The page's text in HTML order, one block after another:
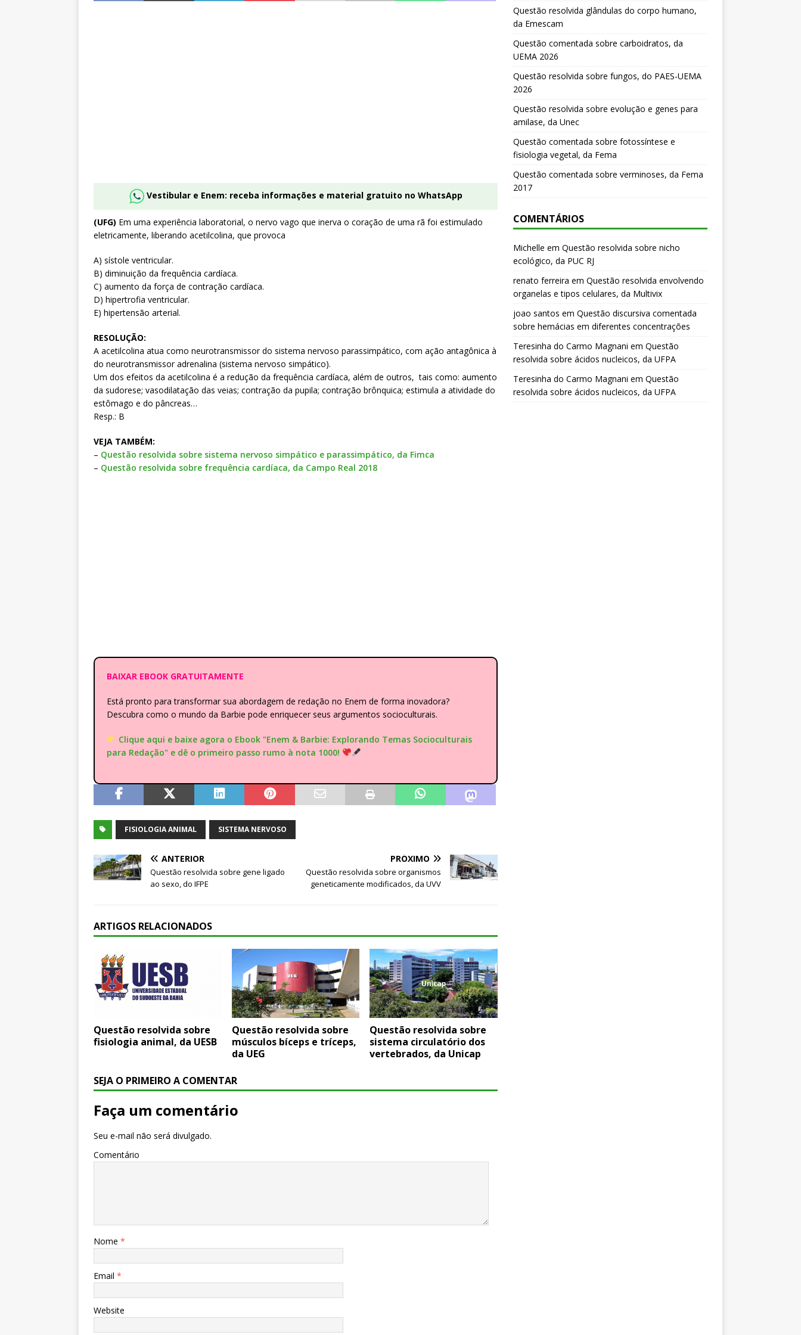
Vestibular e Enem: receba informações e material gratuito no WhatsApp
(UFG) Em uma experiência laboratorial, o nervo vago que inerva o coração de uma rã foi estimulado
eletricamente, liberando acetilcolina, que provoca
A) sístole ventricular.
B) diminuição da frequência cardíaca.
C) aumento da força de contração cardíaca.
D) hipertrofia ventricular.
E) hipertensão arterial.
RESOLUÇÃO:
A acetilcolina atua como neurotransmissor do sistema nervoso parassimpático, com ação antagônica à
do neurotransmissor adrenalina (sistema nervoso simpático).
Um dos efeitos da acetilcolina é a redução da frequência cardíaca, além de outros, tais como: aumento
da sudorese; vasodilatação das veias; contração da pupila; contração brônquica; estimula a atividade do
estômago e do pâncreas…
Resp.: B
VEJA TAMBÉM:
– Questão resolvida sobre sistema nervoso simpático e parassimpático, da Fimca
– Questão resolvida sobre frequência cardíaca, da Campo Real 2018
BAIXAR EBOOK GRATUITAMENTE
Está pronto para transformar sua abordagem de redação no Enem de forma inovadora?
Descubra como o mundo da Barbie pode enriquecer seus argumentos socioculturais.
Clique aqui e baixe agora o Ebook "Enem & Barbie: Explorando Temas Socioculturais
para Redação" e dê o primeiro passo rumo à nota 1000!
FISIOLOGIA ANIMAL SISTEMA NERVOSO
ANTERIOR
Questão resolvida sobre gene ligado
ao sexo, do IFPE
PRÓXIMO
Questão resolvida sobre organismos
geneticamente modificados, da UVV
ARTIGOS RELACIONADOS
Questão resolvida sobre
fisiologia animal, da UESB
Questão resolvida sobre
músculos bíceps e tríceps,
da UEG
Questão resolvida sobre
sistema circulatório dos
vertebrados, da Unicap
SEJA O PRIMEIRO A COMENTAR
Faça um comentário
Seu e-mail não será divulgado.
Comentário
Nome *
Email *
Website
Questão resolvida glândulas do corpo humano,
da Emescam
Questão comentada sobre carboidratos, da
UEMA 2026
Questão resolvida sobre fungos, do PAES-UEMA
2026
Questão resolvida sobre evolução e genes para
amilase, da Unec
Questão comentada sobre fotossíntese e
fisiologia vegetal, da Fema
Questão comentada sobre verminoses, da Fema
2017
COMENTÁRIOS
Michelle em Questão resolvida sobre nicho
ecológico, da PUC RJ
renato ferreira em Questão resolvida envolvendo
organelas e tipos celulares, da Multivix
joao santos em Questão discursiva comentada
sobre hemácias em diferentes concentrações
Teresinha do Carmo Magnani em Questão
resolvida sobre ácidos nucleicos, da UFPA
Teresinha do Carmo Magnani em Questão
resolvida sobre ácidos nucleicos, da UFPA